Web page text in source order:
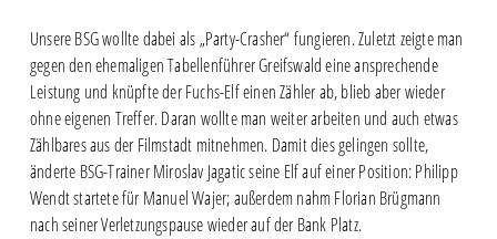
Unsere BSG wollte dabei als „Party-Crasher“ fungieren. Zuletzt zeigte man
gegen den ehemaligen Tabellenführer Greifswald eine ansprechende
Leistung und knüpfte der Fuchs-Elf einen Zähler ab, blieb aber wieder
ohne eigenen Treffer. Daran wollte man weiter arbeiten und auch etwas
Zählbares aus der Filmstadt mitnehmen. Damit dies gelingen sollte,
änderte BSG-Trainer Miroslav Jagatic seine Elf auf einer Position: Philipp
Wendt startete für Manuel Wajer; außerdem nahm Florian Brügmann
nach seiner Verletzungspause wieder auf der Bank Platz.